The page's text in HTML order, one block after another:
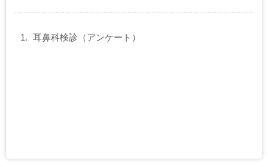
耳鼻科検診（アンケート）